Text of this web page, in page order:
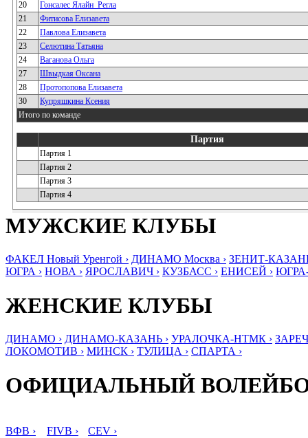
20
Гонсалес Ялайн_Регла
21
Фитисова Елизавета
22
Павлова Елизавета
23
Селютина Татьяна
24
Ваганова Ольга
27
Швыдкая Оксана
28
Протопопова Елизавета
30
Купряшкина Ксения
Итого по команде
Партия
Партия 1
Партия 2
Партия 3
Партия 4
МУЖСКИЕ КЛУБЫ
ФАКЕЛ Новый Уренгой › ДИНАМО Москва › ЗЕНИТ-
ЮГРА › НОВА › ЯРОСЛАВИЧ › КУЗБАСС › ЕНИСЕЙ ›
ЖЕНСКИЕ КЛУБЫ
ДИНАМО › ДИНАМО-КАЗАНЬ › УРАЛОЧКА-НТМК ›
ЛОКОМОТИВ › МИНСК › ТУЛИЦА › СПАРТА ›
ОФИЦИАЛЬНЫЙ
ВФВ › FIVB › CEV ›